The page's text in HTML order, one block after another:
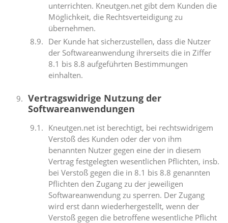
unterrichten. Kneutgen.net gibt dem Kunden die
Möglichkeit, die Rechtsverteidigung zu
übernehmen.
Der Kunde hat sicherzustellen, dass die Nutzer
der Softwareanwendung ihrerseits die in Ziffer
8.1 bis 8.8 aufgeführten Bestimmungen
einhalten.
Vertragswidrige Nutzung der
Softwareanwendungen
Kneutgen.net ist berechtigt, bei rechtswidrigem
Verstoß des Kunden oder der von ihm
benannten Nutzer gegen eine der in diesem
Vertrag festgelegten wesentlichen Pflichten, insb.
bei Verstoß gegen die in 8.1 bis 8.8 genannten
Pflichten den Zugang zu der jeweiligen
Softwareanwendung zu sperren. Der Zugang
wird erst dann wiederhergestellt, wenn der
Verstoß gegen die betroffene wesentliche Pflicht